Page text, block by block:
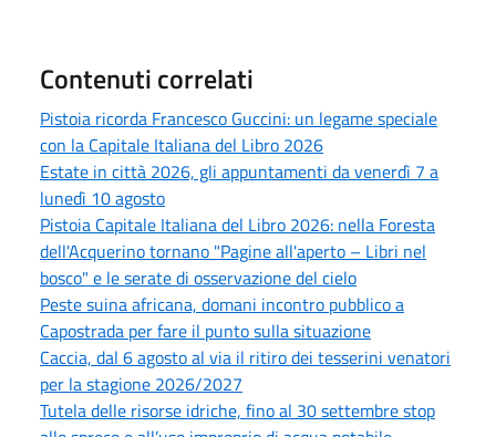
Contenuti correlati
Pistoia ricorda Francesco Guccini: un legame speciale
con la Capitale Italiana del Libro 2026
Estate in città 2026, gli appuntamenti da venerdì 7 a
lunedì 10 agosto
Pistoia Capitale Italiana del Libro 2026: nella Foresta
dell'Acquerino tornano "Pagine all'aperto – Libri nel
bosco" e le serate di osservazione del cielo
Peste suina africana, domani incontro pubblico a
Capostrada per fare il punto sulla situazione
Caccia, dal 6 agosto al via il ritiro dei tesserini venatori
per la stagione 2026/2027
Tutela delle risorse idriche, fino al 30 settembre stop